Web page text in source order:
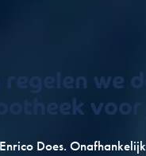
regelen we
Does.